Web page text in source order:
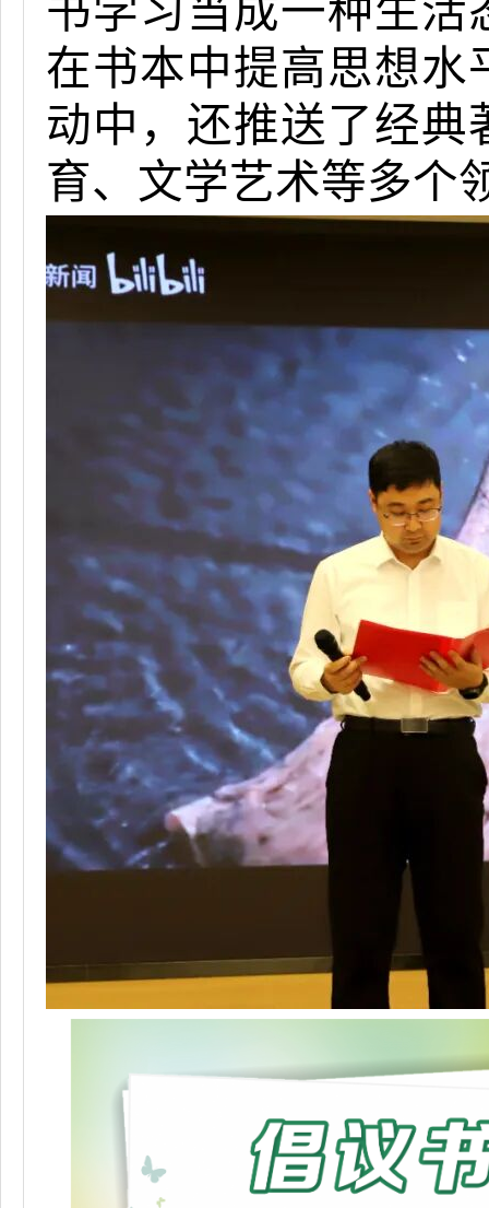
书学习当成一种生活
在书本中提高思想水
动中，还推送了经典
育、文学艺术等多个